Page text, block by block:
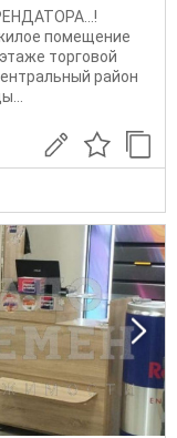
помещение
торговой
район